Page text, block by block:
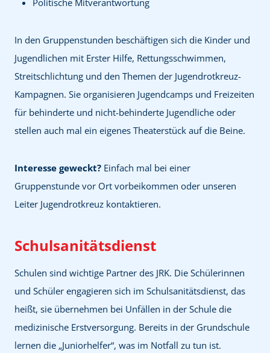
In den Gruppenstunden beschäftigen sich die Kinder und
Jugendlichen mit Erster Hilfe, Rettungsschwimmen,
Streitschlichtung und den Themen der Jugendrotkreuz-
Kampagnen. Sie organisieren Jugendcamps und Freizeiten
für behinderte und nicht-behinderte Jugendliche oder
stellen auch mal ein eigenes Theaterstück auf die Beine.
Interesse geweckt? Einfach mal bei einer
Gruppenstunde vor Ort vorbeikommen oder unseren
Leiter Jugendrotkreuz kontaktieren.
Schulsanitätsdienst
Schulen sind wichtige Partner des JRK. Die Schülerinnen
und Schüler engagieren sich im Schulsanitätsdienst, das
heißt, sie übernehmen bei Unfällen in der Schule die
medizinische Erstversorgung. Bereits in der Grundschule
lernen die „Juniorhelfer“, was im Notfall zu tun ist.